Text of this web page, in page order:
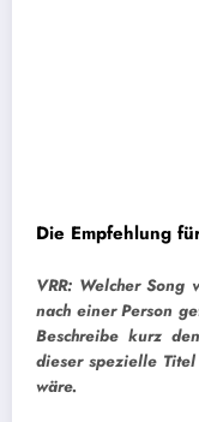
Die Empfehlung
VRR: Welcher Song
nach einer Person
Beschreibe kurz
dieser spezielle Titel
wäre.